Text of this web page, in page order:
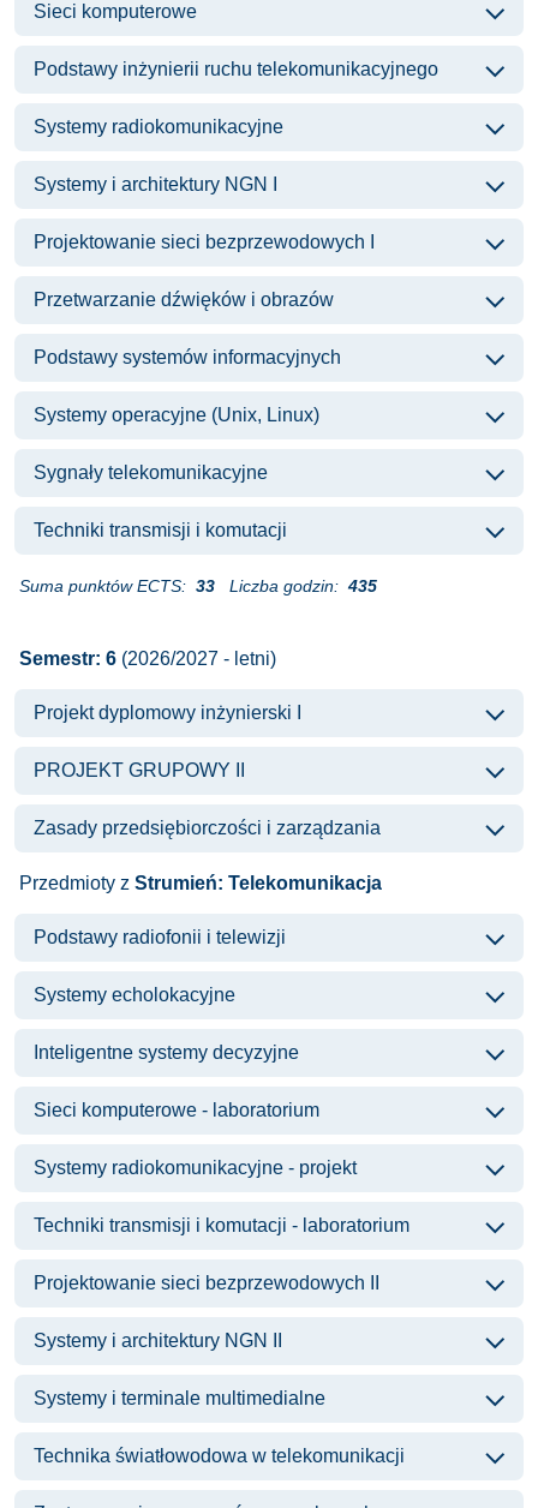
Sieci komputerowe
Podstawy inżynierii ruchu telekomunikacyjnego
Systemy radiokomunikacyjne
Systemy i architektury NGN I
Projektowanie sieci bezprzewodowych I
Przetwarzanie dźwięków i obrazów
Podstawy systemów informacyjnych
Systemy operacyjne (Unix, Linux)
Sygnały telekomunikacyjne
Techniki transmisji i komutacji
Suma punktów ECTS: 33 Liczba godzin: 435
Semestr: 6 (2026/2027 - letni)
Projekt dyplomowy inżynierski I
PROJEKT GRUPOWY II
Zasady przedsiębiorczości i zarządzania
Przedmioty z Strumień: Telekomunikacja
Podstawy radiofonii i telewizji
Systemy echolokacyjne
Inteligentne systemy decyzyjne
Sieci komputerowe - laboratorium
Systemy radiokomunikacyjne - projekt
Techniki transmisji i komutacji - laboratorium
Projektowanie sieci bezprzewodowych II
Systemy i architektury NGN II
Systemy i terminale multimedialne
Technika światłowodowa w telekomunikacji